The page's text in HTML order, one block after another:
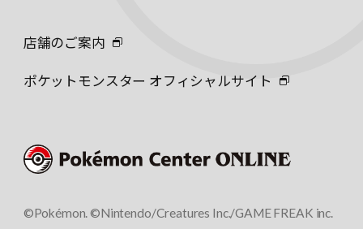
店舗のご案内
ポケットモンスター オフィシャルサイト
©Pokémon. ©Nintendo/Creatures Inc./GAME FREAK inc.